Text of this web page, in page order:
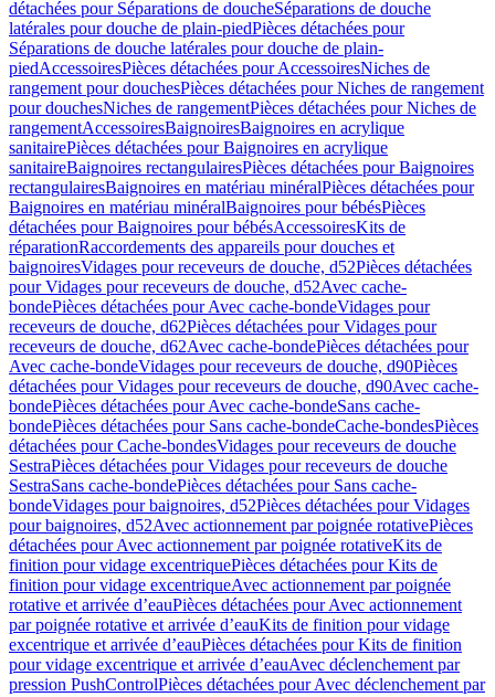
détachées pour Séparations de doucheSéparations de douche
latérales pour douche de plain-piedPièces détachées pour
Séparations de douche latérales pour douche de plain-
piedAccessoiresPièces détachées pour AccessoiresNiches de
rangement pour douchesPièces détachées pour Niches de rangement
pour douchesNiches de rangementPièces détachées pour Niches de
rangementAccessoiresBaignoiresBaignoires en acrylique
sanitairePièces détachées pour Baignoires en acrylique
sanitaireBaignoires rectangulairesPièces détachées pour Baignoires
rectangulairesBaignoires en matériau minéralPièces détachées pour
Baignoires en matériau minéralBaignoires pour bébésPièces
détachées pour Baignoires pour bébésAccessoiresKits de
réparationRaccordements des appareils pour douches et
baignoiresVidages pour receveurs de douche, d52Pièces détachées
pour Vidages pour receveurs de douche, d52Avec cache-
bondePièces détachées pour Avec cache-bondeVidages pour
receveurs de douche, d62Pièces détachées pour Vidages pour
receveurs de douche, d62Avec cache-bondePièces détachées pour
Avec cache-bondeVidages pour receveurs de douche, d90Pièces
détachées pour Vidages pour receveurs de douche, d90Avec cache-
bondePièces détachées pour Avec cache-bondeSans cache-
bondePièces détachées pour Sans cache-bondeCache-bondesPièces
détachées pour Cache-bondesVidages pour receveurs de douche
SestraPièces détachées pour Vidages pour receveurs de douche
SestraSans cache-bondePièces détachées pour Sans cache-
bondeVidages pour baignoires, d52Pièces détachées pour Vidages
pour baignoires, d52Avec actionnement par poignée rotativePièces
détachées pour Avec actionnement par poignée rotativeKits de
finition pour vidage excentriquePièces détachées pour Kits de
finition pour vidage excentriqueAvec actionnement par poignée
rotative et arrivée d’eauPièces détachées pour Avec actionnement
par poignée rotative et arrivée d’eauKits de finition pour vidage
excentrique et arrivée d’eauPièces détachées pour Kits de finition
pour vidage excentrique et arrivée d’eauAvec déclenchement par
pression PushControlPièces détachées pour Avec déclenchement par